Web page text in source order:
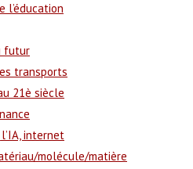
l’éducation
futur
transports
21è siècle
l’IA, internet
molécule/matière